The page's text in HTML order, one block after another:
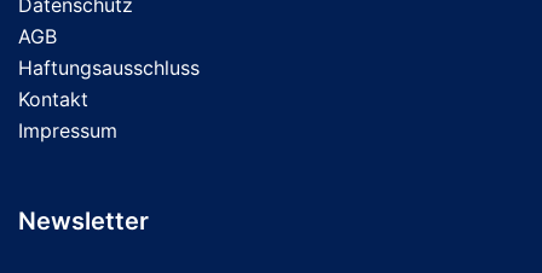
Datenschutz
AGB
Haftungsausschluss
Kontakt
Impressum
Newsletter